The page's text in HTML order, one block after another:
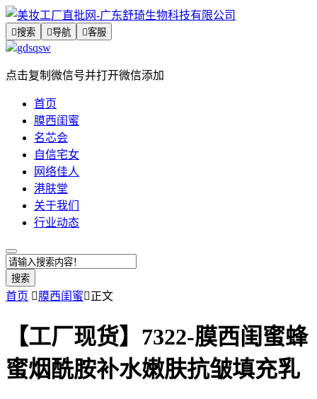
搜索 导航 客服
gdsqsw
点击复制微信号并打开微信添加
首页
膜西闺蜜
名芯会
自信宅女
网络佳人
港肤堂
关于我们
行业动态
搜索
首页 膜西闺蜜正文
【工厂现货】7322-膜西闺蜜蜂
蜜烟酰胺补水嫩肤抗皱填充乳